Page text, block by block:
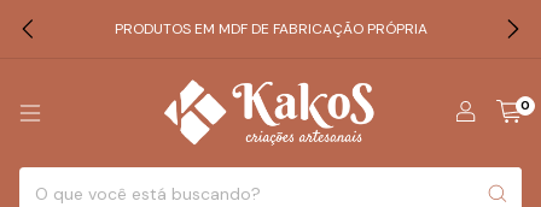
PRODUTOS EM MDF DE FABRICAÇÃO PRÓPRIA
0